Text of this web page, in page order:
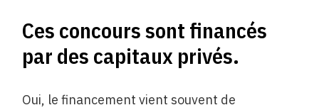
Ces concours sont financés
par des capitaux privés.
Oui, le financement vient souvent de